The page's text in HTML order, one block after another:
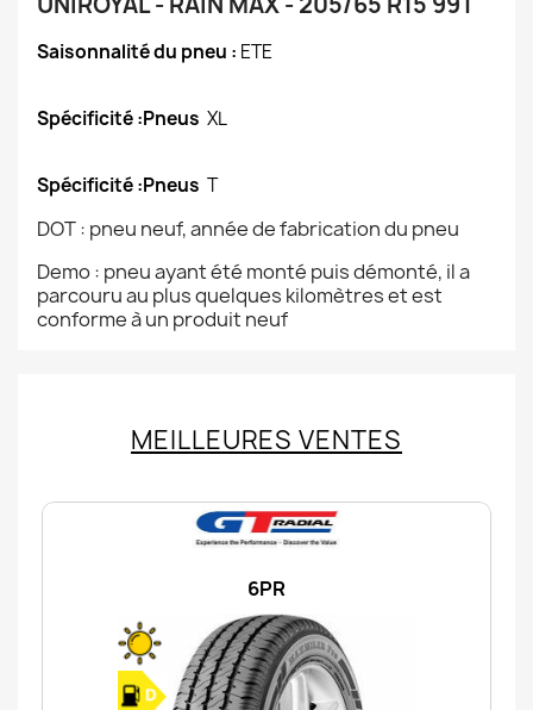
Saisonnalité du pneu : ETE
Spécificité :Pneus XL
Spécificité :Pneus T
DOT : pneu neuf, année de fabrication du pneu
Demo : pneu ayant été monté puis démonté, il a
parcouru au plus quelques kilomètres et est
conforme à un produit neuf
MEILLEURES VENTES
6PR